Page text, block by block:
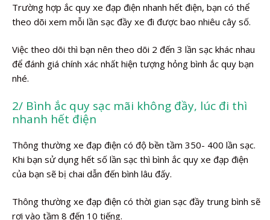
Trường hợp ắc quy xe đạp điện nhanh hết điện, bạn có thể
theo dõi xem mỗi lần sạc đầy xe đi được bao nhiêu cây số.
Việc theo dõi thì bạn nên theo dõi 2 đến 3 lần sạc khác nhau
để đánh giá chính xác nhất hiện tượng hỏng bình ắc quy bạn
nhé.
2/ Bình ắc quy sạc mãi không đầy, lúc đi thì
nhanh hết điện
Thông thường xe đạp điện có độ bền tầm 350- 400 lần sạc.
Khi bạn sử dụng hết số lần sạc thì bình ắc quy xe đạp điện
của bạn sẽ bị chai dẫn đến bình lâu đấy.
Thông thường xe đạp điện có thời gian sạc đầy trung bình sẽ
rơi vào tầm 8 đến 10 tiếng.